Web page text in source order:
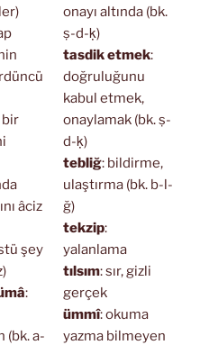
bir
âciz
şey
:
(bk. a-
onayı altında (bk.
ṣ-d-ḳ)
tasdik etmek:
doğruluğunu
kabul etmek,
onaylamak (bk. ṣ-
d-ḳ)
tebliğ: bildirme,
ulaştırma (bk. b-l-
ğ)
tekzip:
yalanlama
tılsım: sır, gizli
gerçek
ümmî: okuma
yazma bilmeyen